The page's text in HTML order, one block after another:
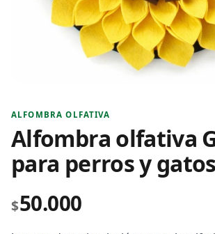
ALFOMBRA OLFATIVA
Alfombra olfativa
para perros y gatos
$50.000